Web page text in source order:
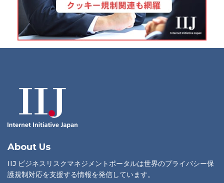
About Us
IIJ ビジネスリスクマネジメントポータルは世界のプライバシー保
護規制対応を支援する情報を発信しています。